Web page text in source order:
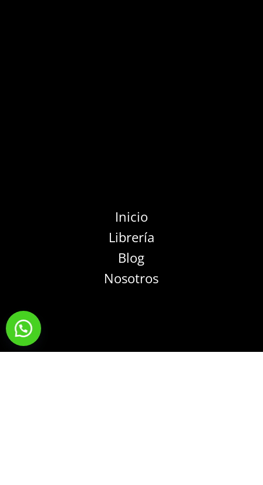
Inicio
Librería
Blog
Nosotros